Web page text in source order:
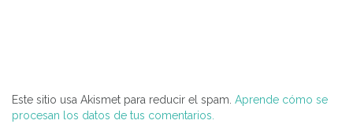
Este sitio usa Akismet para reducir el spam. Aprende cómo se
procesan los datos de tus comentarios.